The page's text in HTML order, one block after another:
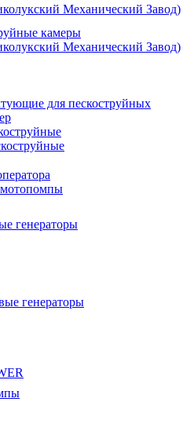
Механический Завод)
камеры
Механический Завод)
для пескоструйных
мотопомпы
генераторы
генераторы